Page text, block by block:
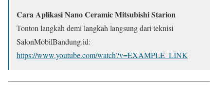
Cara Aplikasi Nano Ceramic Mitsubishi Starion
Tonton langkah demi langkah langsung dari teknisi
SalonMobilBandung.id:
https://www.youtube.com/watch?v=EXAMPLE_LINK